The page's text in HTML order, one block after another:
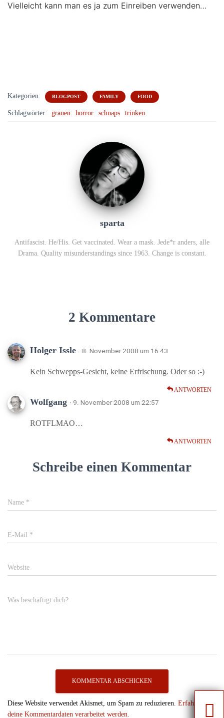
Vielleicht kann man es ja zum Einreiben verwenden…
Kategorien: BLOGPOST FAMILY FOOD
Schlagwörter: grauen horror schnaps trinken
sparta
Antifascist. He/His. Get vaccinated. Wear a mask. Jede*r anders, alle
Drama. Quality misunderstandings since 1963. Change is constant.
2 Kommentare
Holger Issle · 8. November 2008 um 16:43
Kein Schwepps-Gesicht, keine Erfrischung. Oder so :-)
ANTWORTEN
Wolfgang · 9. November 2008 um 22:57
ROTFLMAO…
ANTWORTEN
Schreibe einen Kommentar
Name *
E-Mail *
Website
Was beschäftigt dich?
Diese Website verwendet Akismet, um Spam zu reduzieren. Erfahre, wie
deine Kommentardaten verarbeitet werden.